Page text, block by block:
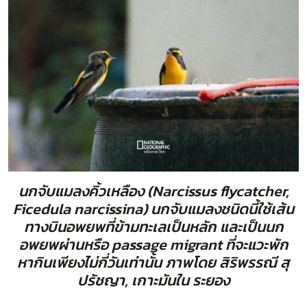
นกจับแมลงคิ้วเหลือง (Narcissus flycatcher,
Ficedula narcissina) นกจับแมลงชนิดนี้ใช้เส้น
ทางบินอพยพที่ข้ามทะเลเป็นหลัก และเป็นนก
อพยพผ่านหรือ passage migrant ที่จะแวะพัก
หากินเพียงไม่กี่วันเท่านั้น ภาพโดย สิริพรรณี สุ
ปรัชญา, เกาะมันใน ระยอง